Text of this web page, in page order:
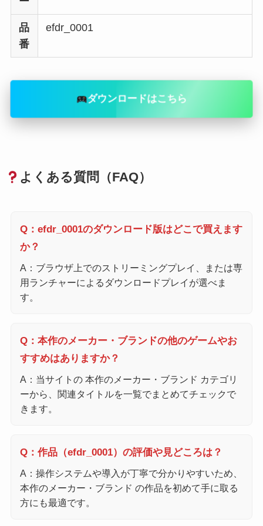
品
番
efdr_0001
ダウンロードはこちら
よくある質問（FAQ）
Q：efdr_0001のダウンロード版はどこで買えます
か？
A：ブラウザ上でのストリーミングプレイ、または専
用ランチャーによるダウンロードプレイが選べま
す。
Q：本作のメーカー・ブランドの他のゲームやお
すすめはありますか？
A：当サイトの 本作のメーカー・ブランド カテゴリ
ーから、関連タイトルを一覧でまとめてチェックで
きます。
Q：作品（efdr_0001）の評価や見どころは？
A：操作システムや導入が丁寧で分かりやすいため、
本作のメーカー・ブランド の作品を初めて手に取る
方にも最適です。